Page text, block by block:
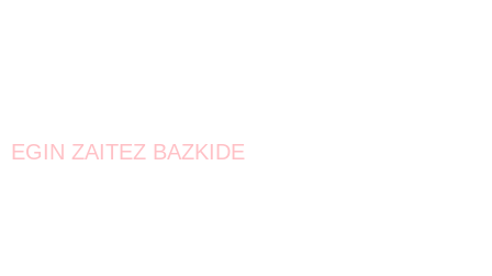
EGIN ZAITEZ BAZKIDE